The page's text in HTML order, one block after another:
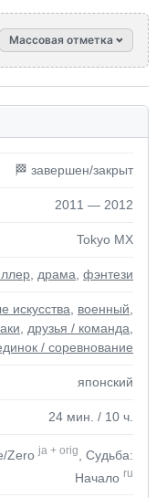
Массовая отметка
🏁 завершен/закрыт
2011 — 2012
Tokyo MX
драма фэнтези
искусства военный
друзья / команда
/ соревнование
японский
24 мин. / 10 ч.
Zeroja + orig
, Судьба:
Начало ru